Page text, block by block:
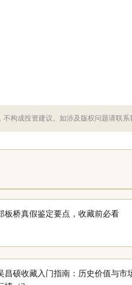
构成投资建议。如涉及版权问题请联系
板桥真假鉴定要点，收藏前必看
昌硕收藏入门指南：历史价值与市